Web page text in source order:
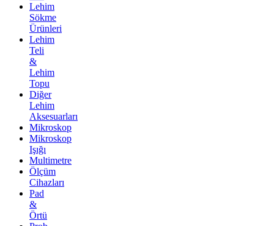
Lehim
Sökme
Ürünleri
Lehim
Teli
&
Lehim
Topu
Diğer
Lehim
Aksesuarları
Mikroskop
Mikroskop
Işığı
Multimetre
Ölçüm
Cihazları
Pad
&
Örtü